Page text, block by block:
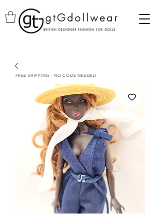
FREE SHIPPING - NO CODE NEEDED